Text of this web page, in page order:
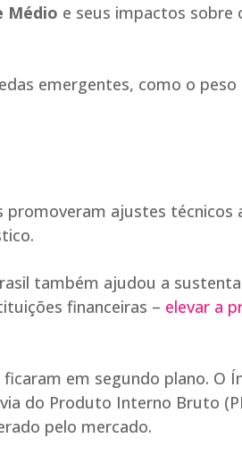
Médio e seus impactos sobre
emergentes, como o peso
ajustes técnicos
também ajudou a
financeiras – elevar a
em segundo plano. O
do Produto Interno Bruto
pelo mercado.